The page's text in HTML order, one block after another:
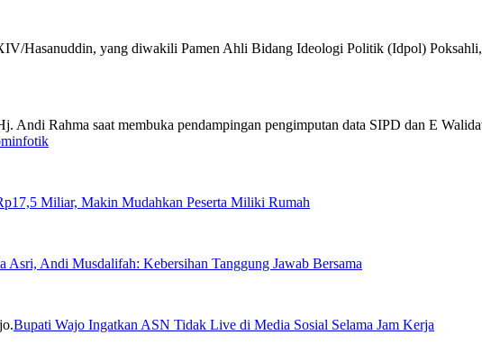
Hasanuddin, yang diwakili Pamen Ahli Bidang Ideologi Politik (Idpol)
Miliar, Makin Mudahkan Peserta Miliki Rumah
Andi Musdalifah: Kebersihan Tanggung Jawab Bersama
Bupati Wajo Ingatkan ASN Tidak Live di Media Sosial Selama Jam Kerja